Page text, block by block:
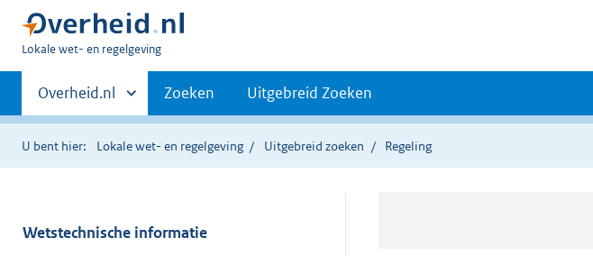
U
hier:
Lokale wet- en regelgeving
Primaire
navigatie
Andere
sites
binnen
Overheid.nl Zoeken Uitgebreid Zoeken
U bent hier: Lokale wet- en regelgeving Uitgebreid zoeken Regeling
Wetstechnische informatie